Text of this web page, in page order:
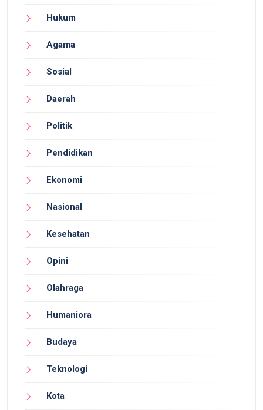
Hukum
Agama
Sosial
Daerah
Politik
Pendidikan
Ekonomi
Nasional
Kesehatan
Opini
Olahraga
Humaniora
Budaya
Teknologi
Kota